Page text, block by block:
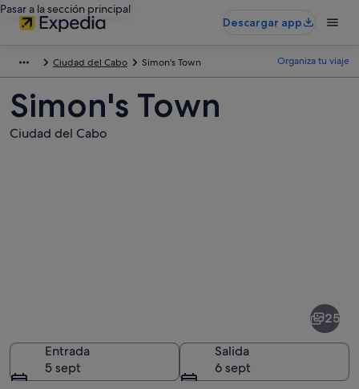
Pasar a la sección principal
Descargar app
Ciudad del Cabo Simon's Town Organiza tu viaje
Simon's Town
Ciudad del Cabo
25
Entrada
5 sept
Salida
6 sept